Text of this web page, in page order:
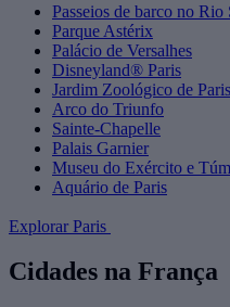
Passeios de barco no Rio
Parque Astérix
Palácio de Versalhes
Disneyland® Paris
Jardim Zoológico de
Arco do Triunfo
Sainte-Chapelle
Palais Garnier
Museu do Exército e
Aquário de Paris
Explorar Paris
Cidades na França